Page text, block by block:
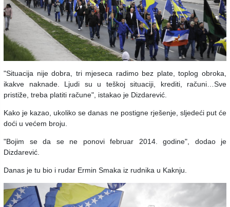
"Situacija nije dobra, tri mjeseca radimo bez plate, toplog obroka,
ikakve naknade. Ljudi su u teškoj situaciji, krediti, računi…Sve
pristiže, treba platiti račune", istakao je Dizdarević.
Kako je kazao, ukoliko se danas ne postigne rješenje, sljedeći put će
doći u većem broju.
"Bojim se da se ne ponovi februar 2014. godine", dodao je
Dizdarević.
Danas je tu bio i rudar Ermin Smaka iz rudnika u Kaknju.